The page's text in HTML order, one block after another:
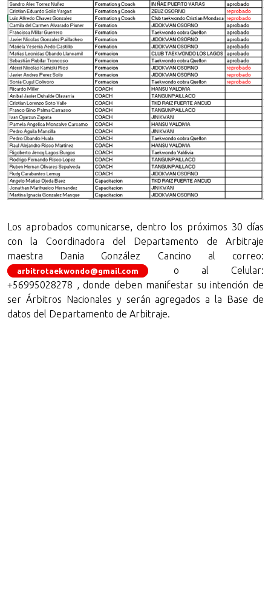
Los aprobados comunicarse, dentro los próximos 30 días
con la Coordinadora del Departamento de Arbitraje
maestra Dania González Cancino al correo:
arbitrotaekwondo@gmail.com
o al Celular:
+56995028278 , donde deben manifestar su intención de
ser Árbitros Nacionales y serán agregados a la Base de
datos del Departamento de Arbitraje.